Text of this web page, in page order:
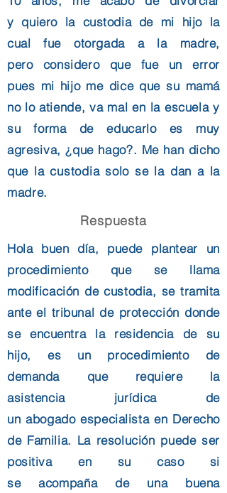
y quiero la custodia de mi hijo la
cual fue otorgada a la madre,
pero consideroque fue un error
pues mi hijo me dice que su mamá
no loatiende, va mal en la escuela y
su forma de educarlo es muy
agresiva, ¿que hago?. Me han dicho
que lacustodiasolo se la dan a la
madre.
Respuesta
Hola buen día, puede plantear un
procedimiento que se llama
modificación de custodia, se tramita
ante el tribunal de protección donde
se encuentra la residencia de su
hijo, es un procedimientode
demanda que requiere la
asistencia jurídicade
un abogadoespecialista en Derecho
de Familia. La resolución puede ser
positiva en su caso si
seacompañade una buena